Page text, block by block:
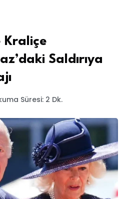
Kraliçe
Saldırıya
Süresi: 2 Dk.